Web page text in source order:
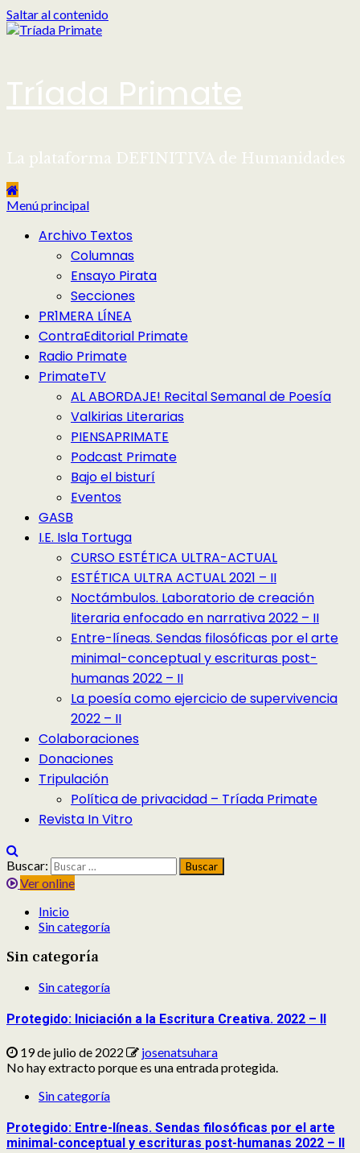
Saltar al contenido
Tríada Primate
La plataforma DEFINITIVA de Humanidades
Menú principal
Archivo Textos
Columnas
Ensayo Pirata
Secciones
PR1MERA LÍNEA
ContraEditorial Primate
Radio Primate
PrimateTV
AL ABORDAJE! Recital Semanal de Poesía
Valkirias Literarias
PIENSAPRIMATE
Podcast Primate
Bajo el bisturí
Eventos
GASB
I.E. Isla Tortuga
CURSO ESTÉTICA ULTRA-ACTUAL
ESTÉTICA ULTRA ACTUAL 2021 – II
Noctámbulos. Laboratorio de creación
literaria enfocado en narrativa 2022 – II
Entre-líneas. Sendas filosóficas por el arte
minimal-conceptual y escrituras post-
humanas 2022 – II
La poesía como ejercicio de supervivencia
2022 – II
Colaboraciones
Donaciones
Tripulación
Política de privacidad – Tríada Primate
Revista In Vitro
Buscar:
Ver online
Inicio
Sin categoría
Sin categoría
Sin categoría
Protegido: Iniciación a la Escritura Creativa. 2022 – II
19 de julio de 2022
josenatsuhara
No hay extracto porque es una entrada protegida.
Sin categoría
Protegido: Entre-líneas. Sendas filosóficas por el arte
minimal-conceptual y escrituras post-humanas 2022 – II